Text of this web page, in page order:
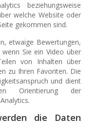
beziehungsweise
welche Website oder
gekommen sind.
etwaige Bewertungen,
Sie ein Video über
von Inhalten über
zu Ihren Favoriten. Die
und dient
Orientierung der
die Daten